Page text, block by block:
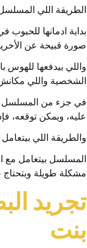
الطريقة اللي
بداية ادمانها
صورة قبيحة عن
واللي بيدفعها
الشخصية واللي
في جزء من المسلسل
عليه، ويمكن توقعه،
والطريقة اللي
المسلسل بيتعامل مع
مشكلة طويلة
تجريد
بنت